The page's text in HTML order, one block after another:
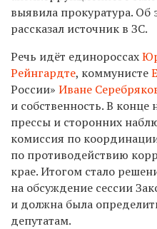
выявила прокуратура. Об
рассказал источник в ЗС.
Речь идёт единороссах
Рейнгардте, коммунисте
России» Иване
и собственность. В конце
прессы и сторонних
комиссия по
по противодействию
крае. Итогом стало
на обсуждение сессии
и должна была
депутатам.